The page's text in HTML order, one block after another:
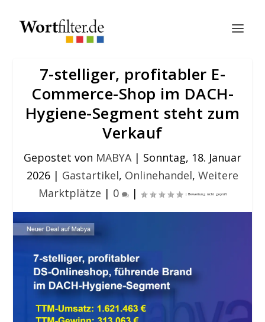
7-stelliger, profitabler E-
Commerce-Shop im DACH-
Hygiene-Segment steht zum
Verkauf
Gepostet von MABYA| Sonntag, 18. Januar
2026 | Gastartikel, Onlinehandel, Weitere
Marktplätze | 0 |